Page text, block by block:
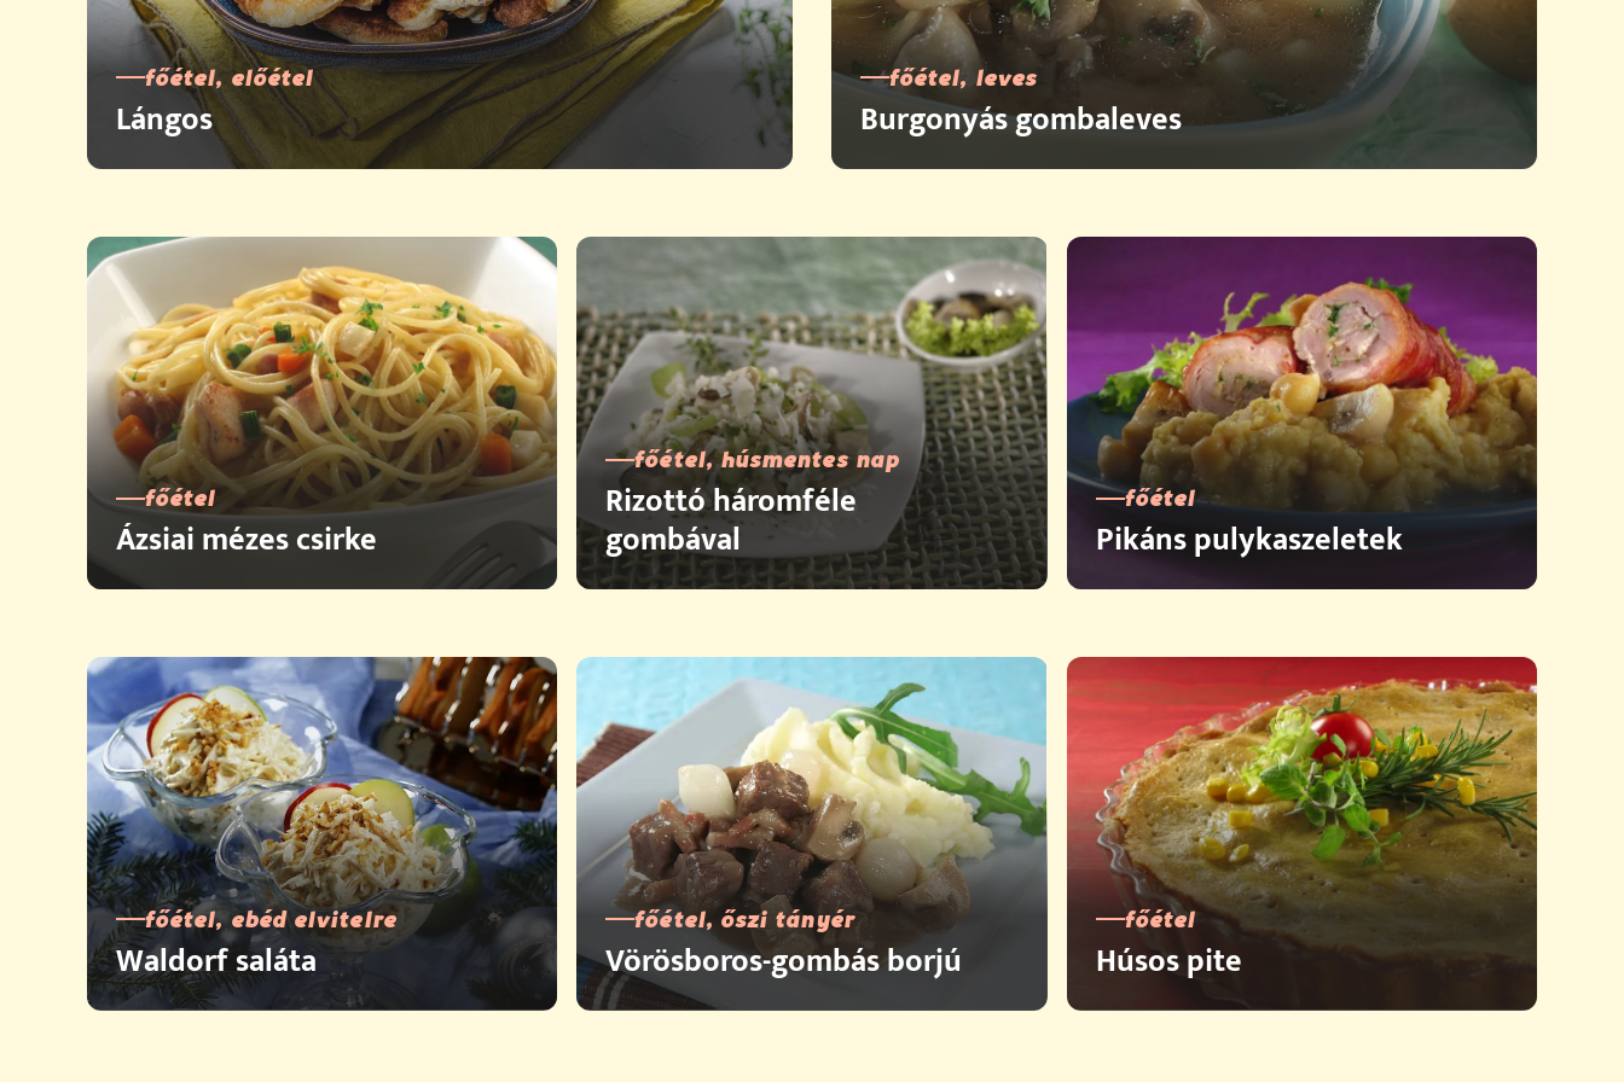
főétel, előétel
Lángos
főétel, leves
Burgonyás gombaleves
főétel
Ázsiai mézes csirke
főétel, húsmentes nap
Rizottó háromféle
gombával
főétel
Pikáns pulykaszeletek
főétel, ebéd elvitelre
Waldorf saláta
főétel, őszi tányér
Vörösboros-gombás borjú
főétel
Húsos pite